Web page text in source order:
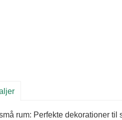
rum: Perfekte dekorationer